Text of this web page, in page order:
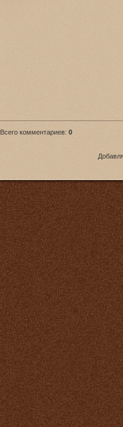
Всего комментариев: 0